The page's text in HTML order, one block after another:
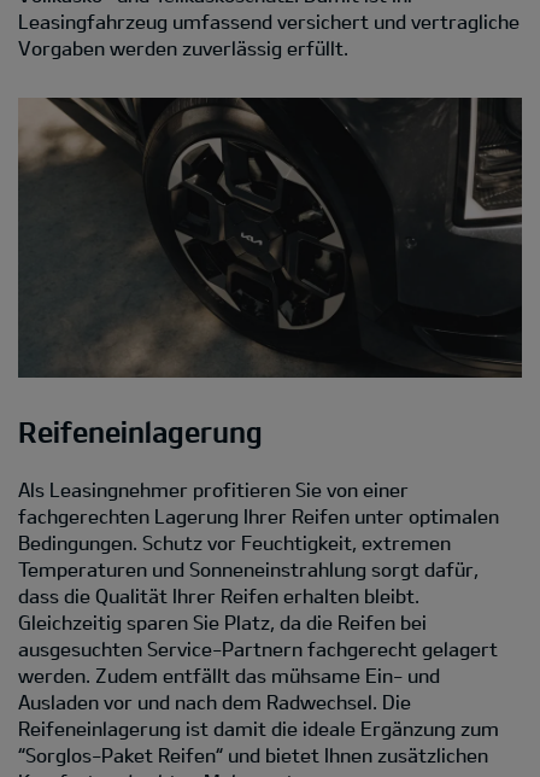
Leasingfahrzeug umfassend versichert und vertragliche
Vorgaben werden zuverlässig erfüllt.
Reifeneinlagerung
Als Leasingnehmer profitieren Sie von einer
fachgerechten Lagerung Ihrer Reifen unter optimalen
Bedingungen. Schutz vor Feuchtigkeit, extremen
Temperaturen und Sonneneinstrahlung sorgt dafür,
dass die Qualität Ihrer Reifen erhalten bleibt.
Gleichzeitig sparen Sie Platz, da die Reifen bei
ausgesuchten Service-Partnern fachgerecht gelagert
werden. Zudem entfällt das mühsame Ein- und
Ausladen vor und nach dem Radwechsel. Die
Reifeneinlagerung ist damit die ideale Ergänzung zum
“Sorglos-Paket Reifen“ und bietet Ihnen zusätzlichen